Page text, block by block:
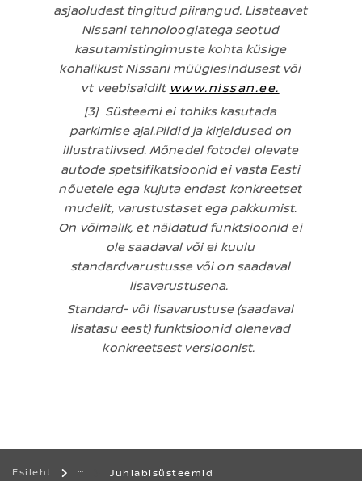
asjaoludest tingitud piirangud. Lisateavet
Nissani tehnoloogiatega seotud
kasutamistingimuste kohta küsige
kohalikust Nissani müügiesindusest või
vt veebisaidilt www.nissan.ee.
[3] Süsteemi ei tohiks kasutada
parkimise ajal.Pildid ja kirjeldused on
illustratiivsed. Mõnedel fotodel olevate
autode spetsifikatsioonid ei vasta Eesti
nõuetele ega kujuta endast konkreetset
mudelit, varustustaset ega pakkumist.
On võimalik, et näidatud funktsioonid ei
ole saadaval või ei kuulu
standardvarustusse või on saadaval
lisavarustusena.
Standard- või lisavarustuse (saadaval
lisatasu eest) funktsioonid olenevad
konkreetsest versioonist.
Esileht Juhiabisüsteemid